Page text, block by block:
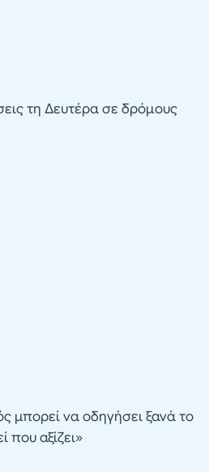
τη Δευτέρα σε δρόμους
μπορεί να οδηγήσει ξανά το
που αξίζει»